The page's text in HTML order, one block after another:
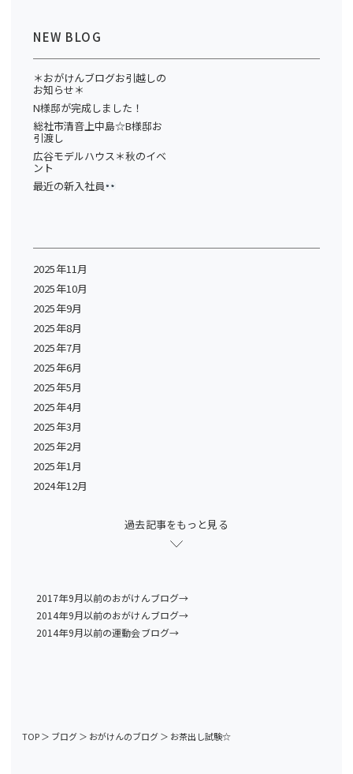
NEW BLOG
＊おがけんブログお引越しの
お知らせ＊
N様邸が完成しました！
総社市清音上中島☆B様邸お
引渡し
広谷モデルハウス＊秋のイベ
ント
最近の新入社員
2025年11月
2025年10月
2025年9月
2025年8月
2025年7月
2025年6月
2025年5月
2025年4月
2025年3月
2025年2月
2025年1月
2024年12月
過去記事をもっと見る
2017年9月以前のおがけんブログ→
2014年9月以前のおがけんブログ→
2014年9月以前の運動会ブログ→
TOP＞ ブログ＞ おがけんのブログ＞ お茶出し試験☆